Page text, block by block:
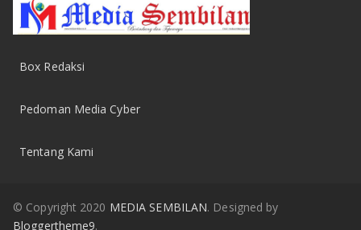
Box Redaksi
Pedoman Media Cyber
Tentang Kami
© Copyright 2020 MEDIA SEMBILAN. Designed by
Bloggertheme9.